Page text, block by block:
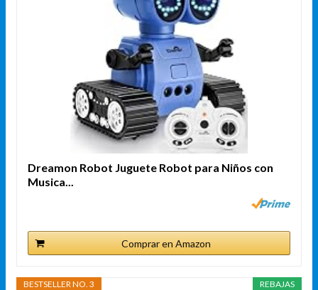
Dreamon Robot Juguete Robot para Niños con
Musica...
Comprar en Amazon
REBAJAS
BESTSELLER NO. 3